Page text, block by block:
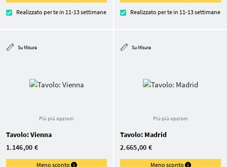
Realizzato per te in 11-13 settimane Realizzato per te in 11-13 settimane
Su Misura
Più più opzioni
Tavolo: Vienna
1.146,00 €
Meno sconto
Su Misura
Più più opzioni
Tavolo: Madrid
2.665,00 €
Meno sconto